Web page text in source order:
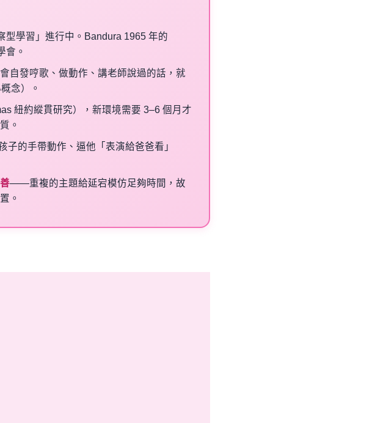
型學習」進行中。Bandura 1965 年的
會。
自發哼歌、做動作、講老師說過的話，就
念）。
紐約縱貫研究），新環境需要 3–6 個月才
。
子的手帶動作、逼他「表演給爸爸看」
——重複的主題給延宕模仿足夠時間，故
。